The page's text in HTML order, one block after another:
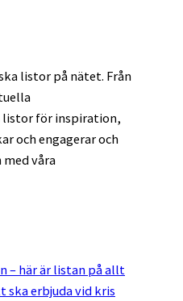
listor på nätet. Från
listor för inspiration,
och engagerar och
våra
– här är listan på allt
erbjuda vid kris